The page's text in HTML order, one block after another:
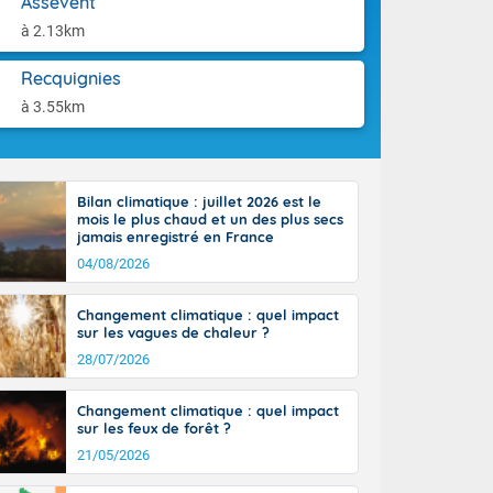
à 2.13km
Recquignies
à 3.55km
le Poitou-
8 à 13
26 sur le
le sud-
Bilan climatique : juillet 2026 est le
mois le plus chaud et un des plus secs
jamais enregistré en France
04/08/2026
Changement climatique : quel impact
sur les vagues de chaleur ?
28/07/2026
Changement climatique : quel impact
sur les feux de forêt ?
21/05/2026